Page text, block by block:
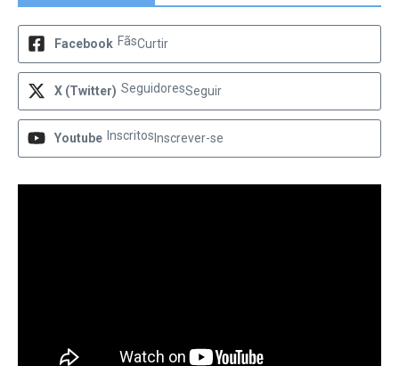
Facebook FãsCurtir
X (Twitter) SeguidoresSeguir
Youtube Inscritos Inscrever-se